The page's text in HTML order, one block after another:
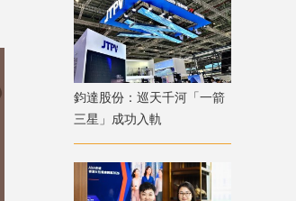
鈞達股份：巡天千河「一箭
三星」成功入軌